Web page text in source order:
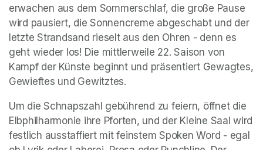
erwachen aus dem Sommerschlaf, die große Pause
wird pausiert, die Sonnencreme abgeschabt und der
letzte Strandsand rieselt aus den Ohren - denn es
geht wieder los! Die mittlerweile 22. Saison von
Kampf der Künste beginnt und präsentiert Gewagtes,
Gewieftes und Gewitztes.
Um die Schnapszahl gebührend zu feiern, öffnet die
Elbphilharmonie ihre Pforten, und der Kleine Saal wird
festlich ausstaffiert mit feinstem Spoken Word - egal